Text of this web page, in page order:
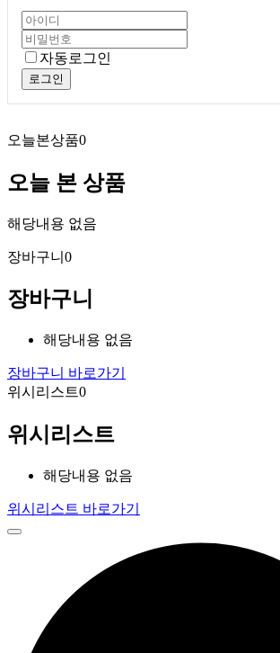
자동로그인
로그인
오늘본상품0
오늘 본 상품
해당내용 없음
장바구니 0
장바구니
해당내용 없음
장바구니 바로가기
위시리스트0
위시리스트
해당내용 없음
위시리스트 바로가기